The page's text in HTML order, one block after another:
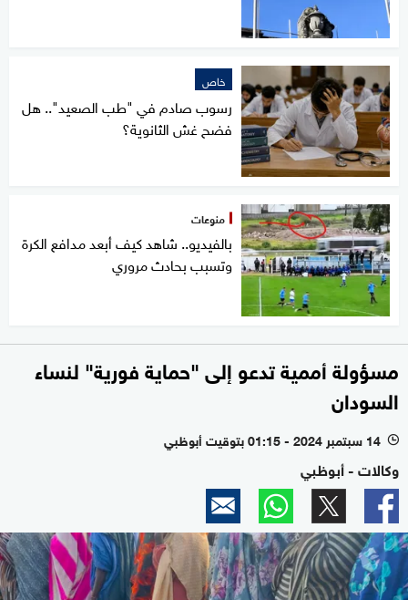
خاص
رسوب صادم في "طب الصعيد".. هل
فضح غش الثانوية؟
منوعات
بالفيديو.. شاهد كيف أبعد مدافع الكرة
وتسبب بحادث مروري
مسؤولة أممية تدعو إلى "حماية فورية" لنساء
السودان
l 14 سبتمبر 2024 - 01:15 بتوقيت أبوظبي
وكالات - أبوظبي